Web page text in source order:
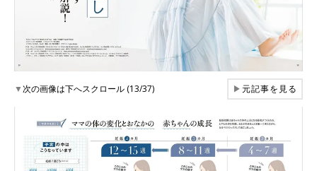
▼次の画像は下へスクロール (13/37) ▶元記事を見る